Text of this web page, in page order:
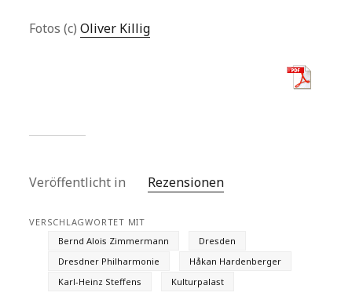
Fotos (c)Oliver Killig
Veröffentlicht in Rezensionen
VERSCHLAGWORTET MIT
Bernd Alois Zimmermann
Dresden
Dresdner Philharmonie
Håkan Hardenberger
Karl-Heinz Steffens
Kulturpalast